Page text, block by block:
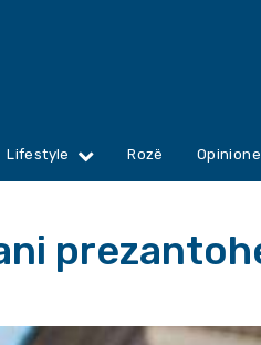
Lifestyle Rozë Opinione